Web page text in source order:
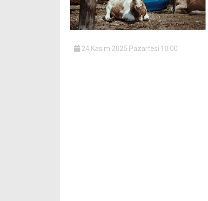
24 Kasım 2025 Pazartesi 10:00